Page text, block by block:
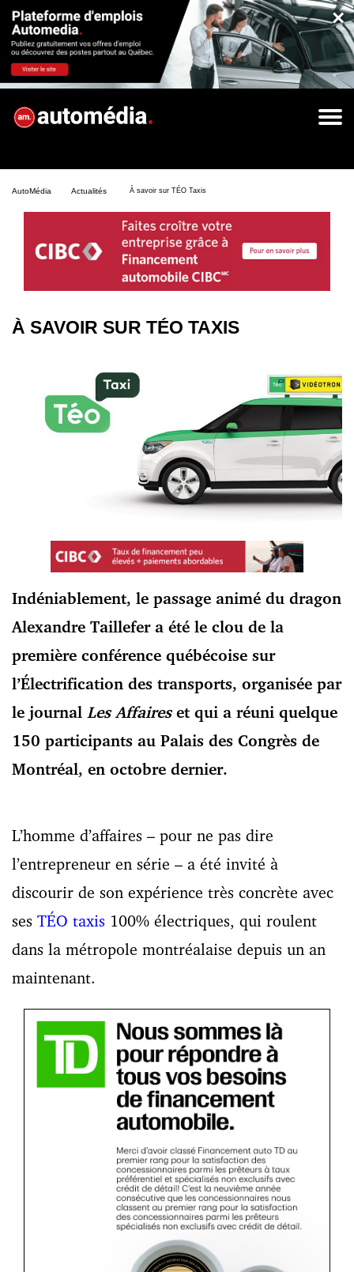
×
AutoMédia Actualités À savoir sur TÉO Taxis
À SAVOIR SUR TÉO TAXIS
Indéniablement, le passage animé du dragon
Alexandre Taillefer a été le clou de la
première conférence québécoise sur
l’Électrification des transports, organisée par
le journal Les Affaireset qui a réuni quelque
150 participants au Palais des Congrès de
Montréal, en octobre dernier.
L’homme d’affaires – pour ne pas dire
l’entrepreneur en série – a été invité à
discourir de son expérience très concrète avec
ses TÉO taxis 100% électriques, qui roulent
dans la métropole montréalaise depuis un an
maintenant.